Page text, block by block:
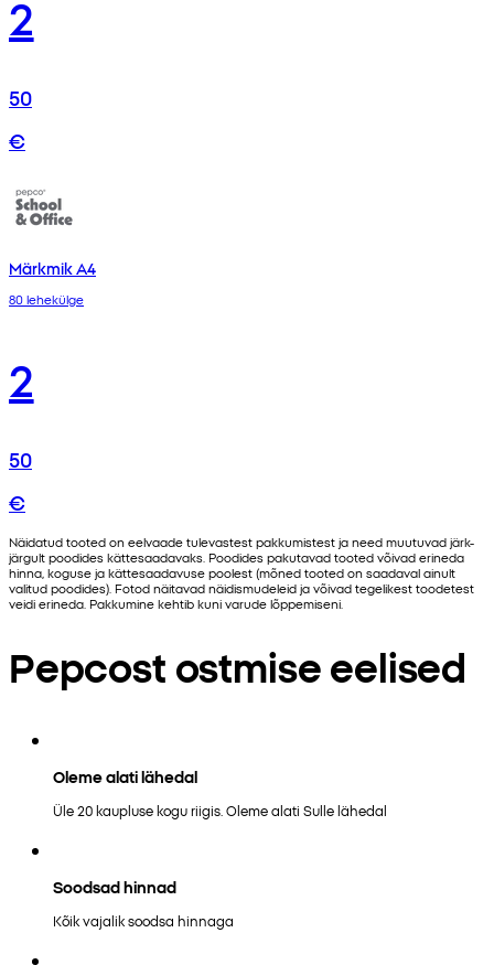
2
50
€
Märkmik A4
80 lehekülge
2
50
€
Näidatud tooted on eelvaade tulevastest pakkumistest ja need muutuvad järk-
järgult poodides kättesaadavaks. Poodides pakutavad tooted võivad erineda
hinna, koguse ja kättesaadavuse poolest (mõned tooted on saadaval ainult
valitud poodides). Fotod näitavad näidismudeleid ja võivad tegelikest toodetest
veidi erineda. Pakkumine kehtib kuni varude lõppemiseni.
Pepcost ostmise eelised
Oleme alati lähedal
Üle 20 kaupluse kogu riigis. Oleme alati Sulle lähedal
Soodsad hinnad
Kõik vajalik soodsa hinnaga